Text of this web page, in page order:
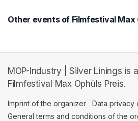
Other events of Filmfestival Max
MOP-Industry | Silver Linings is
Filmfestival Max Ophüls Preis.
Imprint of the organizer (opens in a
Data privacy
General terms and conditions of the